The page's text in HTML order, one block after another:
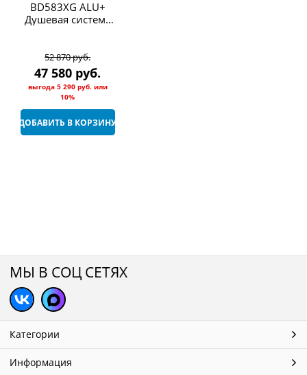
BD583XG ALU+
Душевая система
смесителем для
душа, Silk Black
52 870 руб.
47 580 руб.
выгода 5 290 руб.или
10%
ДОБАВИТЬ В КОРЗИНУ
МЫ В СОЦ СЕТЯХ
Категории
Информация